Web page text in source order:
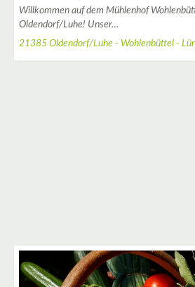
Willkommen auf dem Mühlenhof
Oldendorf/Luhe! Unser…
21385 Oldendorf/Luhe - Wohlenbüttel -